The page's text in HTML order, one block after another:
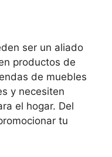
ser un aliado
productos de
de muebles
y necesiten
el hogar. Del
tu